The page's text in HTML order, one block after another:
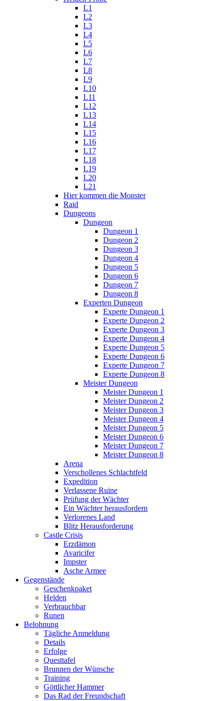
L1
L2
L3
L4
L5
L6
L7
L8
L9
L10
L11
L12
L13
L14
L15
L16
L17
L18
L19
L20
L21
Hier kommen die Monster
Raid
Dungeons
Dungeon
Dungeon 1
Dungeon 2
Dungeon 3
Dungeon 4
Dungeon 5
Dungeon 6
Dungeon 7
Dungeon 8
Experten Dungeon
Experte Dungeon 1
Experte Dungeon 2
Experte Dungeon 3
Experte Dungeon 4
Experte Dungeon 5
Experte Dungeon 6
Experte Dungeon 7
Experte Dungeon 8
Meister Dungeon
Meister Dungeon 1
Meister Dungeon 2
Meister Dungeon 3
Meister Dungeon 4
Meister Dungeon 5
Meister Dungeon 6
Meister Dungeon 7
Meister Dungeon 8
Arena
Verschollenes Schlachtfeld
Expedition
Verlassene Ruine
Prüfung der Wächter
Ein Wächter herausfordern
Verlorenes Land
Blitz Herausforderung
Castle Crisis
Erzdämon
Avaricifer
Impster
Asche Armee
Gegenstände
Geschenkpaket
Helden
Verbrauchbar
Runen
Belohnung
Tägliche Anmeldung
Details
Erfolge
Questtafel
Brunnen der Wünsche
Training
Göttlicher Hammer
Das Rad der Freundschaft